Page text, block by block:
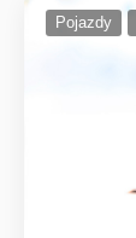
Pojazdy